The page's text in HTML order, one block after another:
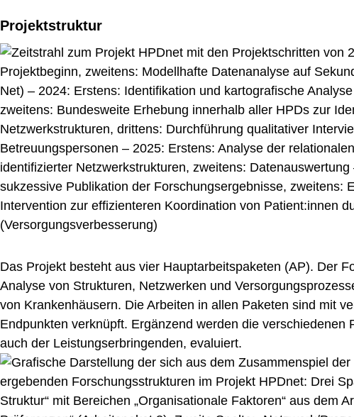
Projektstruktur
Das Projekt besteht aus vier Hauptarbeitspaketen (AP). Der
Analyse von Strukturen, Netzwerken und
von Krankenhäusern. Die Arbeiten in allen Paketen sind mit
Endpunkten verknüpft. Ergänzend werden die verschiedenen
auch der Leistungserbringenden, evaluiert.